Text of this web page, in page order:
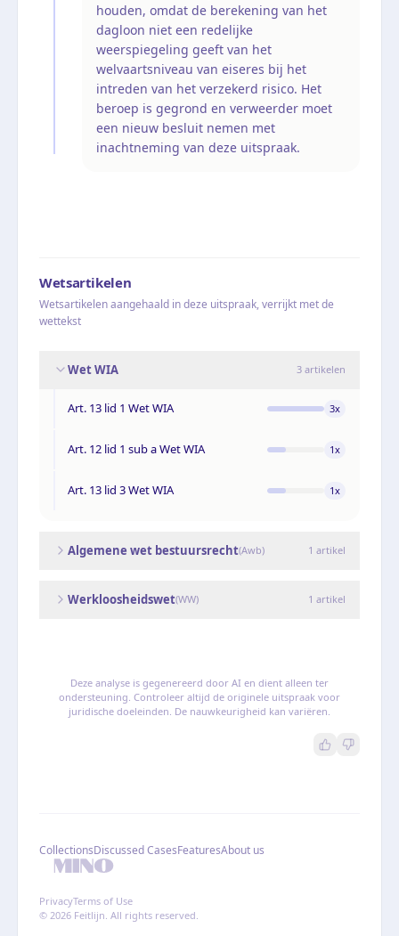
houden, omdat de berekening van het
dagloon niet een redelijke
weerspiegeling geeft van het
welvaartsniveau van eiseres bij het
intreden van het verzekerd risico. Het
beroep is gegrond en verweerder moet
een nieuw besluit nemen met
inachtneming van deze uitspraak.
Wetsartikelen
Wetsartikelen aangehaald in deze uitspraak, verrijkt met de
wettekst
Wet WIA 3 artikelen
Art. 13 lid 1 Wet WIA 3x
Art. 12 lid 1 sub a Wet WIA 1x
Art. 13 lid 3 Wet WIA 1x
Algemene wet bestuursrecht(Awb) 1 artikel
Werkloosheidswet(WW) 1 artikel
Deze analyse is gegenereerd door AI en dient alleen ter
ondersteuning. Controleer altijd de originele uitspraak voor
juridische doeleinden. De nauwkeurigheid kan variëren.
CollectionsDiscussed CasesFeaturesAbout us
PrivacyTerms of Use
© 2026 Feitlijn. All rights reserved.